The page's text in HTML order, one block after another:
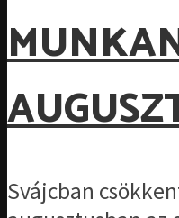
Svájcban